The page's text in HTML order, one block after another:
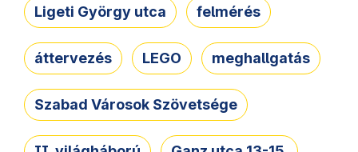
Ligeti György utca felmérés
áttervezés LEGO meghallgatás
Szabad Városok Szövetsége